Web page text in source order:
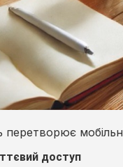
перетворює
доступ